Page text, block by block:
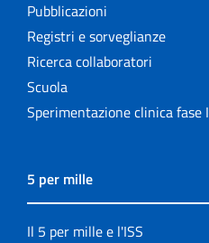
Pubblicazioni
Registri e sorveglianze
Ricerca collaboratori
Scuola
Sperimentazione clinica fase I
5 per mille
Il 5 per mille e l'ISS